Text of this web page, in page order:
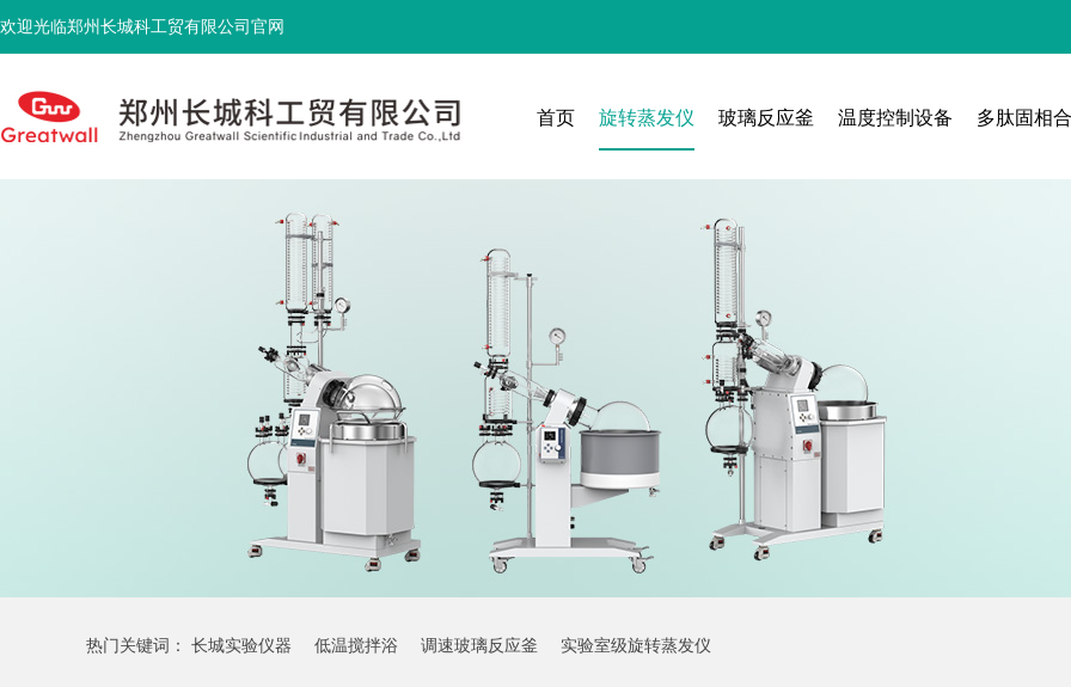
欢迎光临郑州长城科工贸有限公司官网
首页 旋转蒸发仪 玻璃反应釜 温度控制设备 多肽固相
热门关键词： 长城实验仪器 低温搅拌浴 调速玻璃反应釜 实验室级旋转蒸发仪